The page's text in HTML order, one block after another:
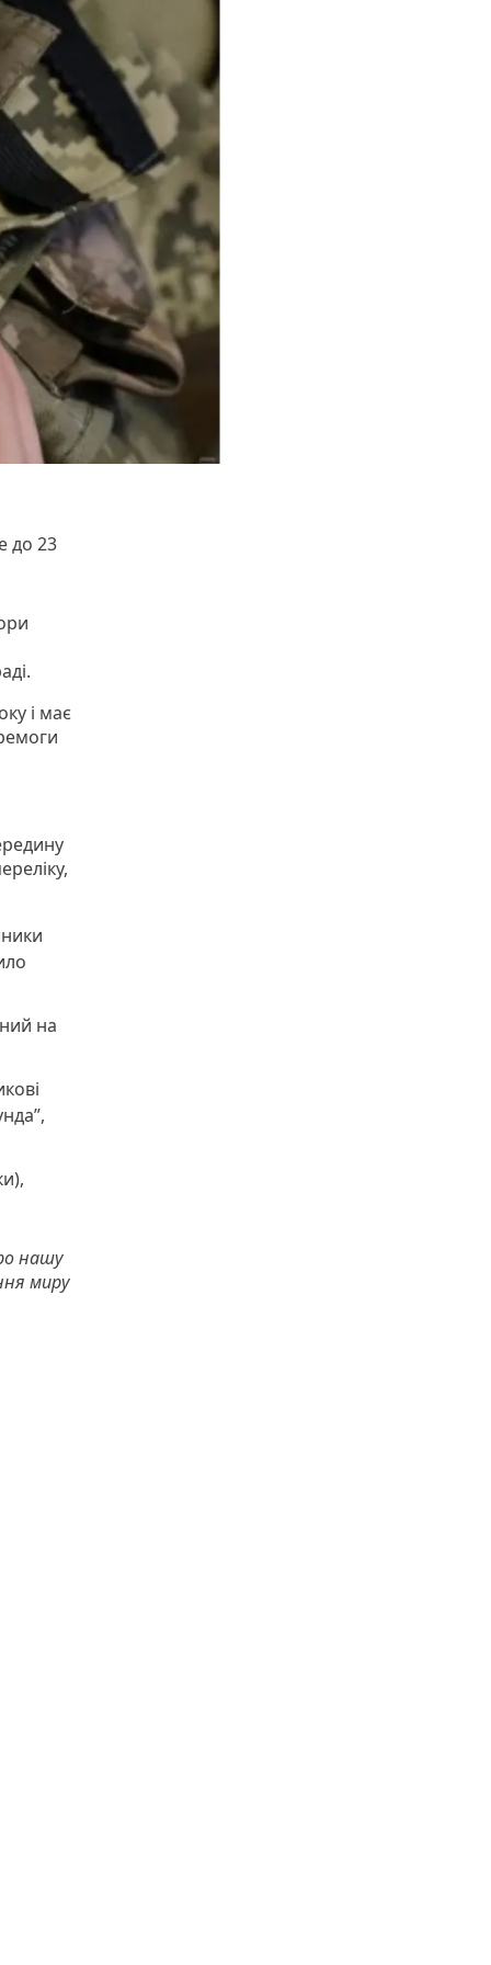
до 23
і має
на
нашу
миру